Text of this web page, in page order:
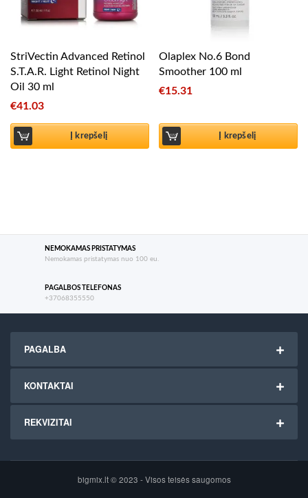
StriVectin Advanced Retinol
S.T.A.R. Light Retinol Night
Oil 30 ml
€41.03
Į krepšelį
Olaplex No.6 Bond
Smoother 100 ml
€15.31
Į krepšelį
NEMOKAMAS PRISTATYMAS
Nemokamas pristatymas nuo 100 eu.
PAGALBOS TELEFONAS
+37068355550
PAGALBA
KONTAKTAI
REKVIZITAI
bigmix.lt © 2023 - Visos teisės saugomos